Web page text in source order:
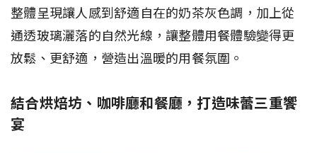
整體呈現讓人感到舒適自在的奶茶灰色調，加上從
通透玻璃灑落的自然光線，讓整體用餐體驗變得更
放鬆、更舒適，營造出溫暖的用餐氛圍。
結合烘焙坊、咖啡廳和餐廳，打造味蕾三重饗
宴